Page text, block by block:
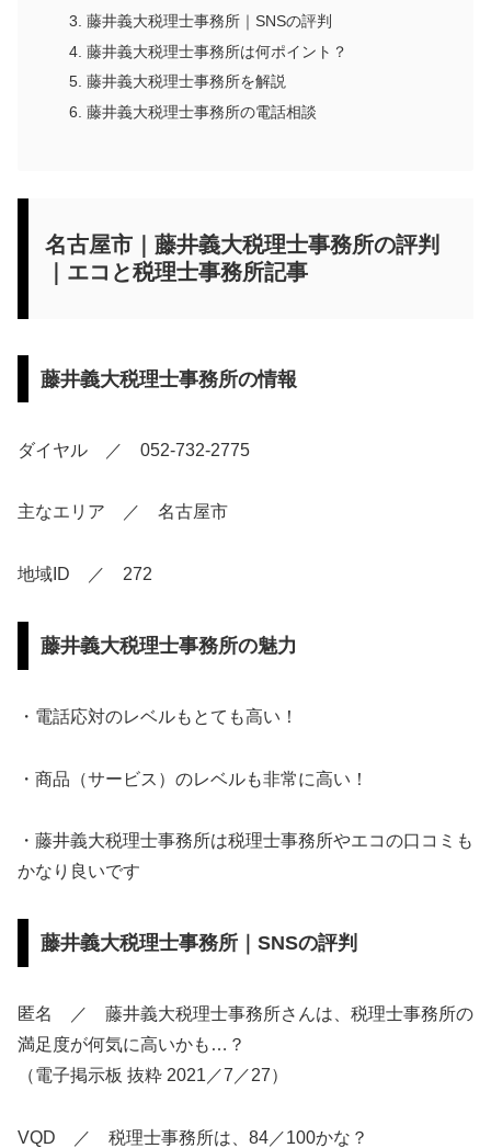
藤井義大税理士事務所｜SNSの評判
藤井義大税理士事務所は何ポイント？
藤井義大税理士事務所を解説
藤井義大税理士事務所の電話相談
名古屋市｜藤井義大税理士事務所の評判
｜エコと税理士事務所記事
藤井義大税理士事務所の情報
ダイヤル ／ 052-732-2775
主なエリア ／ 名古屋市
地域ID ／ 272
藤井義大税理士事務所の魅力
・電話応対のレベルもとても高い！
・商品（サービス）のレベルも非常に高い！
・藤井義大税理士事務所は税理士事務所やエコの口コミも
かなり良いです
藤井義大税理士事務所｜SNSの評判
匿名 ／ 藤井義大税理士事務所さんは、税理士事務所の
満足度が何気に高いかも…？
（電子掲示板 抜粋 2021／7／27）
VQD ／ 税理士事務所は、84／100かな？